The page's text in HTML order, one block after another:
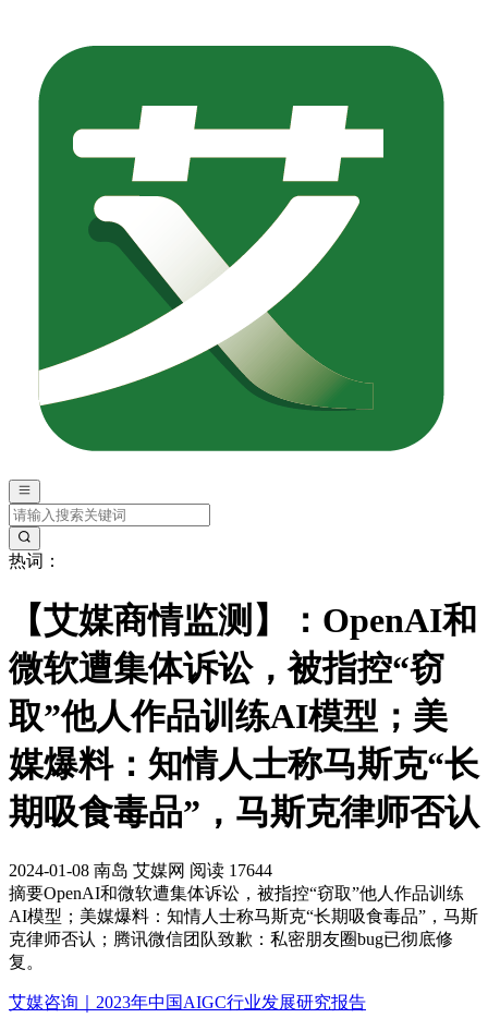
热词：
【艾媒商情监测】：OpenAI和
微软遭集体诉讼，被指控“窃
取”他人作品训练AI模型；美
媒爆料：知情人士称马斯克“长
期吸食毒品”，马斯克律师否认
2024-01-08 南岛 艾媒网 阅读 17644
摘要OpenAI和微软遭集体诉讼，被指控“窃取”他人作品训练
AI模型；美媒爆料：知情人士称马斯克“长期吸食毒品”，马斯
克律师否认；腾讯微信团队致歉：私密朋友圈bug已彻底修
复。
艾媒咨询｜2023年中国AIGC行业发展研究报告